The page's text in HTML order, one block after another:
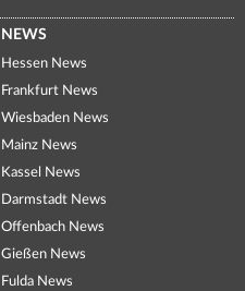
NEWS
Hessen News
Frankfurt News
Wiesbaden News
Mainz News
Kassel News
Darmstadt News
Offenbach News
Gießen News
Fulda News